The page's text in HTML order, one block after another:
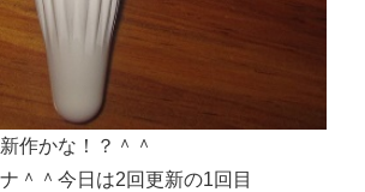
作かな！？＾＾
＾＾今日は2回更新の1回目